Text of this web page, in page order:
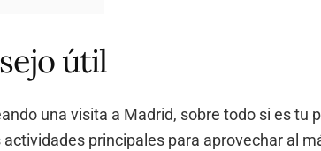
útil
una visita a Madrid, sobre todo si es tu
principales para aprovechar al